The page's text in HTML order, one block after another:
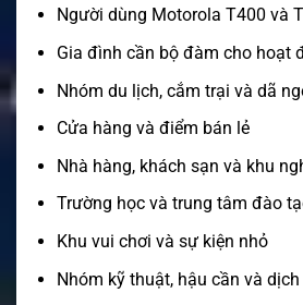
Người dùng Motorola T400 và
Gia đình cần bộ đàm cho hoạt
Nhóm du lịch, cắm trại và dã
Cửa hàng và điểm bán lẻ
Nhà hàng, khách sạn và khu
Trường học và trung tâm đào
Khu vui chơi và sự kiện nhỏ
Nhóm kỹ thuật, hậu cần và dịch